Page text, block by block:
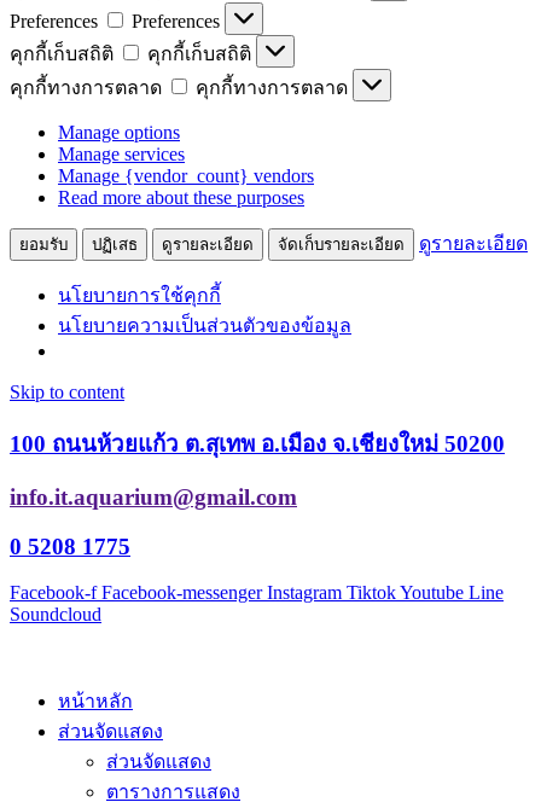
Preferences
Preferences
คุกกี้เก็บสถิติ
คุกกี้เก็บสถิติ
คุกกี้ทางการตลาด
คุกกี้ทางการตลาด
Manage options
Manage services
Manage {vendor_count} vendors
Read more about these purposes
ยอมรับ ปฏิเสธ ดูรายละเอียด จัดเก็บรายละเอียด ดูรายละเอียด
นโยบายการใช้คุกกี้
นโยบายความเป็นส่วนตัวของข้อมูล
Skip to content
100 ถนนห้วยแก้ว ต.สุเทพ อ.เมือง จ.เชียงใหม่ 50200
info.it.aquarium@gmail.com
0 5208 1775
Facebook-f Facebook-messenger Instagram TiktokYoutube Line
Soundcloud
หน้าหลัก
ส่วนจัดแสดง
ส่วนจัดแสดง
ตารางการแสดง